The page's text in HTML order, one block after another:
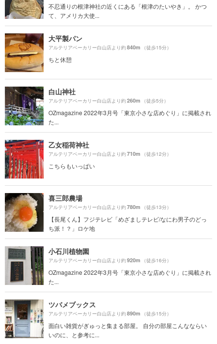
不忍通りの根津神社の近くにある「根津のたいやき」。 かつ
て、アメリカ大使...
大平製パン
アルテリアベーカリー白山店より約840m （徒歩15分）
ちと休憩
白山神社
アルテリアベーカリー白山店より約260m （徒歩5分）
OZmagazine 2022年3月号「東京小さな店めぐり」に掲載され
た...
乙女稲荷神社
アルテリアベーカリー白山店より約710m （徒歩12分）
こちらもいっぱい
喜三郎農場
アルテリアベーカリー白山店より約780m （徒歩13分）
【長尾くん】フジテレビ「めざましテレビ/なにわ男子のどっ
ち派！？」ロケ地
小石川植物園
アルテリアベーカリー白山店より約920m （徒歩16分）
OZmagazine 2022年3月号「東京小さな店めぐり」に掲載され
た...
ツバメブックス
アルテリアベーカリー白山店より約890m （徒歩15分）
面白い雑貨がぎゅっと集まる部屋。 自分の部屋こんなならい
いのに、と参考に...